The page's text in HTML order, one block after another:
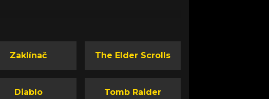
Zaklínač The Elder Scrolls
Diablo Tomb Raider